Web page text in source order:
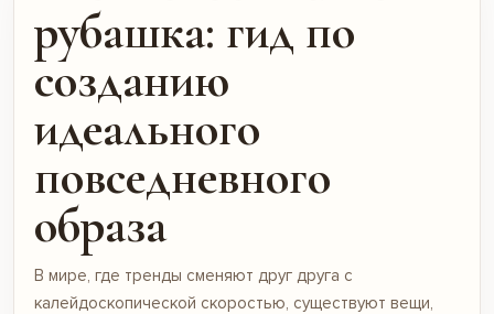
рубашка: гид по
созданию
идеального
повседневного
образа
В мире, где тренды сменяют друг друга с
калейдоскопической скоростью, существуют вещи,